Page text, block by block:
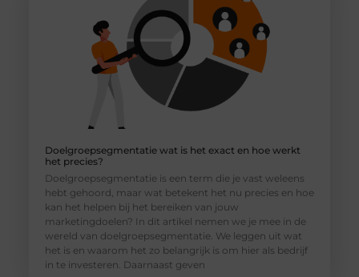
Doelgroepsegmentatie wat is het exact en hoe werkt
het precies?
Doelgroepsegmentatie is een term die je vast weleens
hebt gehoord, maar wat betekent het nu precies en hoe
kan het helpen bij het bereiken van jouw
marketingdoelen? In dit artikel nemen we je mee in de
wereld van doelgroepsegmentatie. We leggen uit wat
het is en waarom het zo belangrijk is om hier als bedrijf
in te investeren. Daarnaast geven